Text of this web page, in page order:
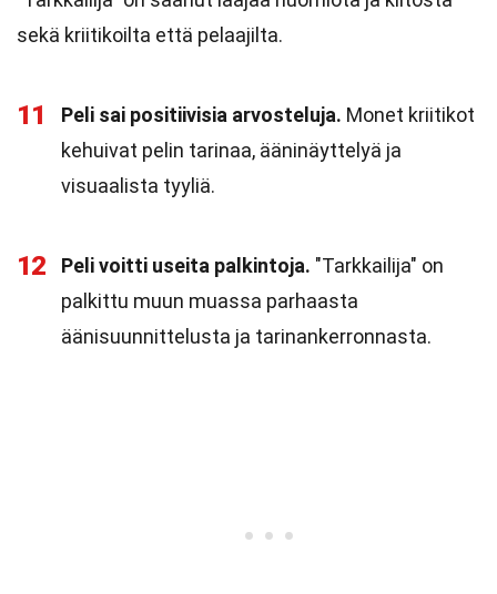
sekä kriitikoilta että pelaajilta.
11 Peli sai positiivisia arvosteluja. Monet kriitikot
kehuivat pelin tarinaa, ääninäyttelyä ja
visuaalista tyyliä.
12 Peli voitti useita palkintoja. "Tarkkailija" on
palkittu muun muassa parhaasta
äänisuunnittelusta ja tarinankerronnasta.